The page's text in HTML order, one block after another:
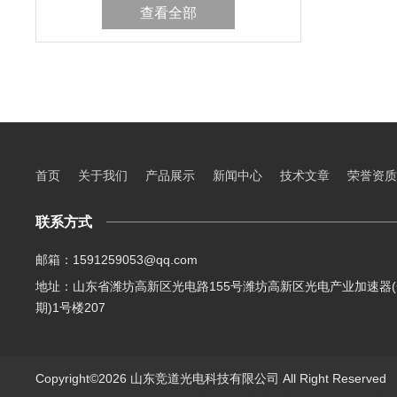
查看全部
首页 关于我们 产品展示 新闻中心 技术文章 荣誉资质
联系方式
邮箱：1591259053@qq.com
地址：山东省潍坊高新区光电路155号潍坊高新区光电产业加速器
期)1号楼207
Copyright©2026 山东竞道光电科技有限公司 All Right